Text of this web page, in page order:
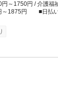
～1750円 / 介護福
～1875円 ■日払